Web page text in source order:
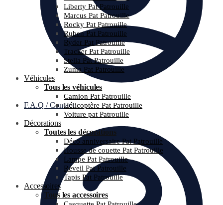
F.A.Q / Contact
Liberty Pat Patrouille
Marcus Pat Patrouille
Rocky Pat Patrouille
Ruben Pat Patrouille
Ryder Pat Patrouille
Tracker Pat Patrouille
Stella Pat Patrouille
Zuma Pat Patrouille
Véhicules
Tous les véhicules
Camion Pat Patrouille
Hélicoptère Pat Patrouille
Voiture pat Patrouille
Décorations
Toutes les décorations
Déco anniversaire Pat Patrouille
Housse de couette Pat Patrouille
Lampe Pat Patrouille
Réveil Pat Patrouille
Tapis Pat Patrouille
Accessoires
Tous les accessoires